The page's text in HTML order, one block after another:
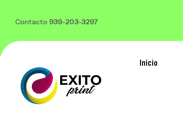
Contacto 939-203-3297
500 stickers o mas y te regalamos 100
Inicio